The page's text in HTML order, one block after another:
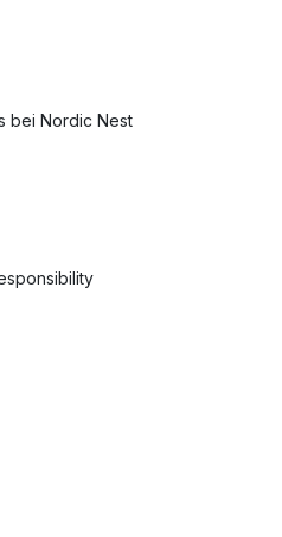
bei Nordic Nest